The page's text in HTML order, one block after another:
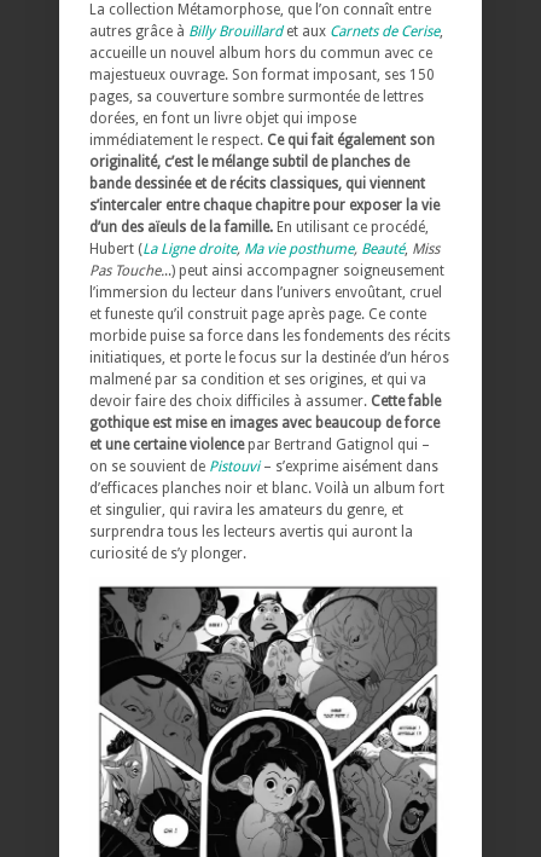
La collection Métamorphose, que l’on connaît entre
autres grâce à Billy Brouillardet aux Carnets de Cerise,
accueille un nouvel album hors du commun avec ce
majestueux ouvrage. Son format imposant, ses 150
pages, sa couverture sombre surmontée de lettres
dorées, en font un livre objet qui impose
immédiatement le respect. Ce qui fait également son
originalité, c’est le mélange subtil de planches de
bande dessinée et de récits classiques, qui viennent
s’intercaler entre chaque chapitre pour exposer la vie
d’un des aïeuls de la famille. En utilisant ce procédé,
Hubert (La Ligne droite, Ma vie posthume, Beauté, Miss
Pas Touche...) peut ainsi accompagner soigneusement
l’immersion du lecteur dans l’univers envoûtant, cruel
et funeste qu’il construit page après page. Ce conte
morbide puise sa force dans les fondements des récits
initiatiques, et porte le focus sur la destinée d’un héros
malmené par sa condition et ses origines, et qui va
devoir faire des choix difficiles à assumer. Cette fable
gothique est mise en images avec beaucoup de force
et une certaine violencepar Bertrand Gatignol qui –
on se souvient de Pistouvi– s’exprime aisément dans
d’efficaces planches noir et blanc. Voilà un album fort
et singulier, qui ravira les amateurs du genre, et
surprendra tous les lecteurs avertis qui auront la
curiosité de s’y plonger.